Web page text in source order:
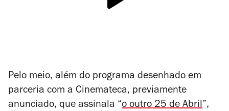
Pelo meio, além do programa desenhado em
parceria com a Cinemateca, previamente
anunciado, que assinala “o outro 25 de Abril”,